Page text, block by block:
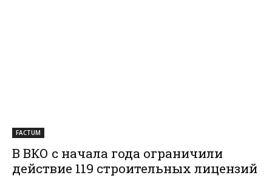
FACTUM
В ВКО с начала года ограничили
действие 119 строительных лицензий